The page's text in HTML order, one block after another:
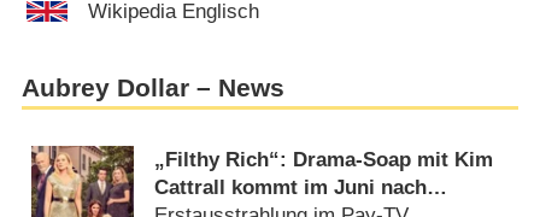
Wikipedia Englisch
Aubrey Dollar – News
„Filthy Rich“: Drama-Soap mit Kim
Cattrall kommt im Juni nach